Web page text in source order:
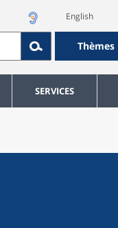
English
Thèmes
SERVICES